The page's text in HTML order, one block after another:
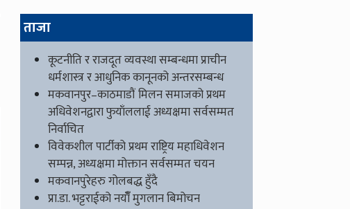
ताजा
कूटनीति र राजदूत व्यवस्था सम्बन्धमा प्राचीन
धर्मशास्त्र र आधुनिक कानूनको अन्तरसम्बन्ध
मकवानपुर–काठमाडौं मिलन समाजको प्रथम
अधिवेशनद्वारा फुयाँललाई अध्यक्षमा सर्वसम्मत
निर्वाचित
विवेकशील पार्टीको प्रथम राष्ट्रिय महाधिवेशन
सम्पन्न, अध्यक्षमा मोक्तान सर्वसम्मत चयन
मकवानपुरेहरु गोलबद्ध हुँदै
प्रा.डा. भट्टराईको नयाँँ मुगलान बिमोचन